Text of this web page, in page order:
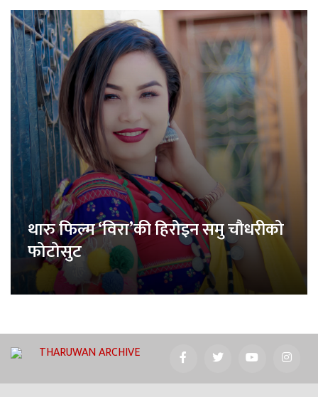
थारु फिल्म ‘विरा’की हिरोइन समु चौधरीको
फोटोसुट
THARUWAN ARCHIVE